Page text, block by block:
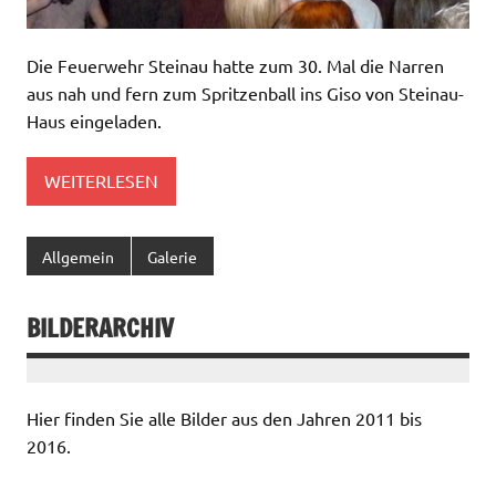
Die Feuerwehr Steinau hatte zum 30. Mal die Narren
aus nah und fern zum Spritzenball ins Giso von Steinau-
Haus eingeladen.
WEITERLESEN
Allgemein Galerie
BILDERARCHIV
Hier finden Sie alle Bilder aus den Jahren 2011 bis
2016.